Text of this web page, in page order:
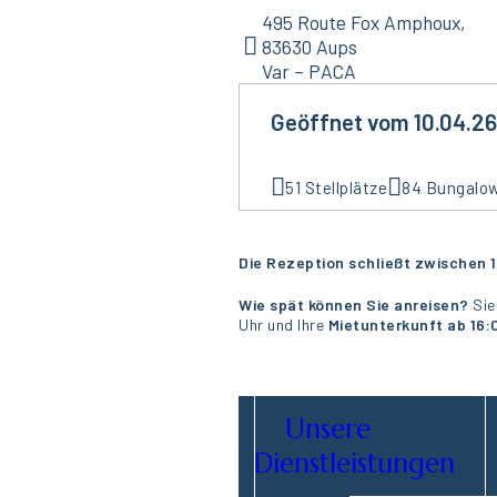
495 Route Fox Amphoux,
83630 Aups
Var – PACA
Geöffnet vom
51 Stellplätze 84
Die Rezeption schließt zwischen
Wie spät können Sie anreisen?
Uhr und Ihre Mietunterkunft ab
Unsere
Dienstleistungen